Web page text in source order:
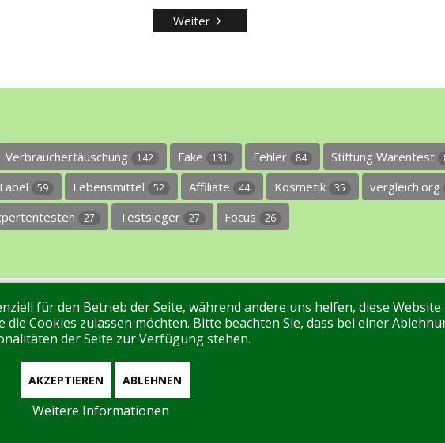
Weiter
Verbrauchertäuschung 142 Fake 131 Fehler 84 Stiftung Warentest
Label 59 Lebensmittel 52 Affiliate 44 Kosmetik 35 vergleich.org
27 Testsieger 27 Focus 26
Unterstützen Sie uns! Login
für den Betrieb der Seite, während andere uns helfen, diese
Cookies zulassen möchten. Bitte beachten Sie, dass bei einer
der Seite zur Verfügung stehen.
AKZEPTIEREN ABLEHNEN
Weitere Informationen